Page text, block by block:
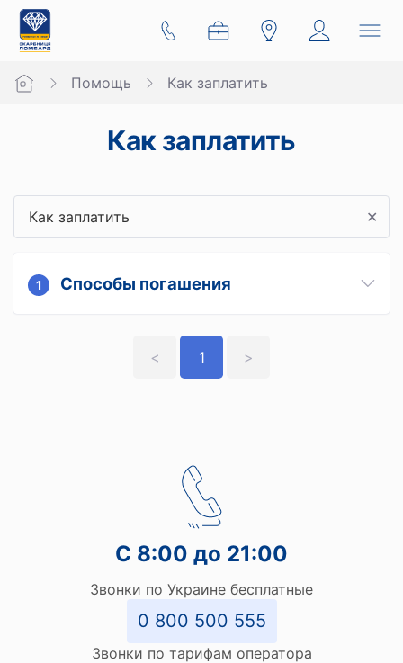
Помощь Как заплатить
Как заплатить
✕
1 Способы погашения
< 1 >
С 8:00 до 21:00
Звонки по Украине бесплатные
0 800 500 555
Звонки по тарифам оператора